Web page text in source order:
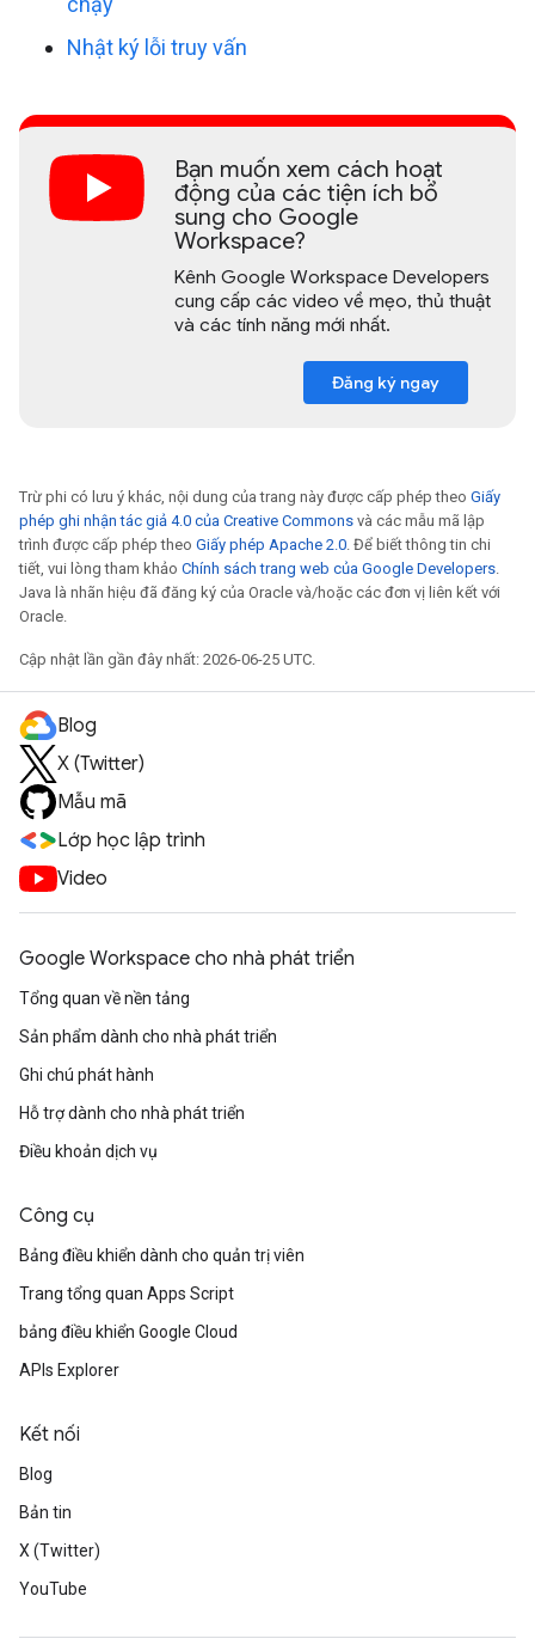
Nhật ký lỗi truy vấn
Bạn muốn xem cách hoạt
động của các tiện ích bổ
sung cho Google
Workspace?
Kênh Google Workspace Developers
cung cấp các video về mẹo, thủ thuật
và các tính năng mới nhất.
Đăng ký ngay
Trừ phi có lưu ý khác, nội dung của trang này được cấp phép theo Giấy
phép ghi nhận tác giả 4.0 của Creative Commons và các mẫu mã lập
trình được cấp phép theo Giấy phép Apache 2.0. Để biết thông tin chi
tiết, vui lòng tham khảo Chính sách trang web của Google Developers.
Java là nhãn hiệu đã đăng ký của Oracle và/hoặc các đơn vị liên kết với
Oracle.
Cập nhật lần gần đây nhất: 2026-06-25 UTC.
Blog
X (Twitter)
Mẫu mã
Lớp học lập trình
Video
Google Workspace cho nhà phát triển
Tổng quan về nền tảng
Sản phẩm dành cho nhà phát triển
Ghi chú phát hành
Hỗ trợ dành cho nhà phát triển
Điều khoản dịch vụ
Công cụ
Bảng điều khiển dành cho quản trị viên
Trang tổng quan Apps Script
bảng điều khiển Google Cloud
APIs Explorer
Kết nối
Blog
Bản tin
X (Twitter)
YouTube